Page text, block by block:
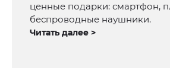
ценные подарки: смартфон,
беспроводные наушники.
Читать далее >